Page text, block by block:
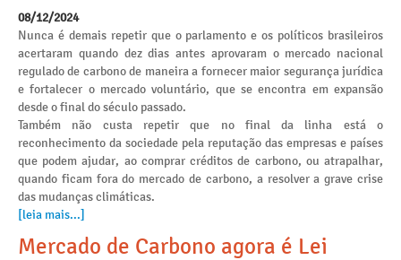
08/12/2024
Nunca é demais repetir que o parlamento e os políticos brasileiros
acertaram quando dez dias antes aprovaram o mercado nacional
regulado de carbono de maneira a fornecer maior segurança jurídica
e fortalecer o mercado voluntário, que se encontra em expansão
desde o final do século passado.
Também não custa repetir que no final da linha está o
reconhecimento da sociedade pela reputação das empresas e países
que podem ajudar, ao comprar créditos de carbono, ou atrapalhar,
quando ficam fora do mercado de carbono, a resolver a grave crise
das mudanças climáticas.
[leia mais...]
Mercado de Carbono agora é Lei